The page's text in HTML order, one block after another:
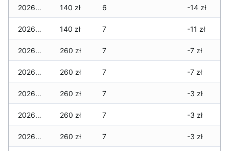
2026-03-05 140 zł 6 -14 zł
2026-03-04 140 zł 7 -11 zł
2026-03-03 260 zł 7 -7 zł
2026-03-02 260 zł 7 -7 zł
2026-03-01 260 zł 7 -3 zł
2026-02-27 260 zł 7 -3 zł
2026-02-26 260 zł 7 -3 zł